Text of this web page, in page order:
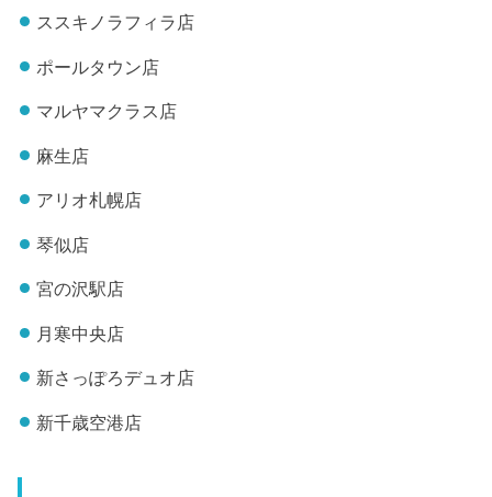
ススキノラフィラ店
ポールタウン店
マルヤマクラス店
麻生店
アリオ札幌店
琴似店
宮の沢駅店
月寒中央店
新さっぽろデュオ店
新千歳空港店